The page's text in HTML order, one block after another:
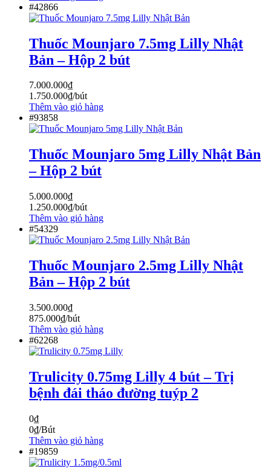
#42866
Thuốc Mounjaro 7.5mg Lilly Nhật
Bản – Hộp 2 bút
7.000.000₫
1.750.000₫/bút
Thêm vào giỏ hàng
#93858
Thuốc Mounjaro 5mg Lilly Nhật Bản
– Hộp 2 bút
5.000.000₫
1.250.000₫/bút
Thêm vào giỏ hàng
#54329
Thuốc Mounjaro 2.5mg Lilly Nhật
Bản – Hộp 2 bút
3.500.000₫
875.000₫/bút
Thêm vào giỏ hàng
#62268
Trulicity 0.75mg Lilly 4 bút – Trị
bệnh đái tháo đường tuýp 2
0₫
0₫/Bút
Thêm vào giỏ hàng
#19859